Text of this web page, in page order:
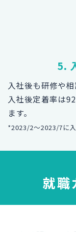
5.
入社後も研修や
入社後定着率は
ます。
*2023/2～2023/7に
就職